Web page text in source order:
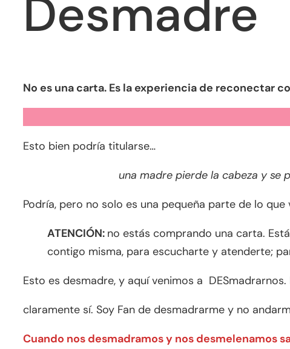
Desmadre
No es una carta. Es la experiencia de reconectar
Esto bien podría titularse…
una madre pierde la cabeza y se
Podría, pero no solo es una pequeña parte de lo que
ATENCIÓN: no estás comprando una carta.
contigo misma, para escucharte y atenderte;
Esto es desmadre, y aquí venimos a
claramente sí. Soy Fan de desmadrarme y no
Cuando nos desmadramos y nos desmelenamos